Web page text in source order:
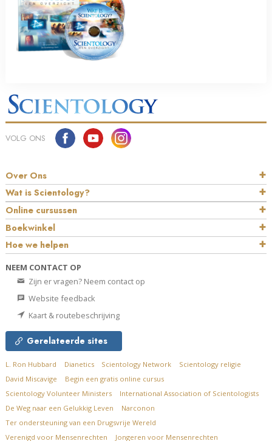
VOLG ONS
Over Ons
Wat is Scientology?
Online cursussen
Boekwinkel
Hoe we helpen
NEEM CONTACT OP
Zijn er vragen? Neem contact op
Website feedback
Kaart & routebeschrijving
Gerelateerde sites
L. Ron Hubbard Dianetics Scientology Network
Scientology religie
David Miscavige
Begin een gratis online cursus
Scientology Volunteer Ministers
International Association of Scientologists
De Weg naar een Gelukkig Leven
Narconon
Ter ondersteuning van een Drugsvrije Wereld
Verenigd voor Mensenrechten
Jongeren voor Mensenrechten